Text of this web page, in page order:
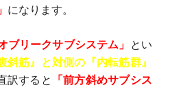
になります。
ブリークサブシステム」
とい
斜筋』と対側の『内転筋群』
訳すると
「前方斜めサブシス